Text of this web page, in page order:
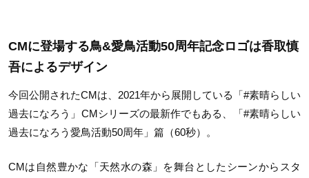
CMに登場する鳥&愛鳥活動50周年記念ロゴは香取慎
吾によるデザイン
今回公開されたCMは、 2021年から展開している「#素晴らしい
過去になろう」 CMシリーズの最新作でもある、「#素晴らしい
過去になろう愛鳥活動50周年」篇（60秒）。
CMは自然豊かな「天然水の森」を舞台としたシーンからスタ